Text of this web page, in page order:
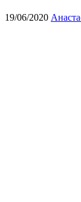
19/06/2020